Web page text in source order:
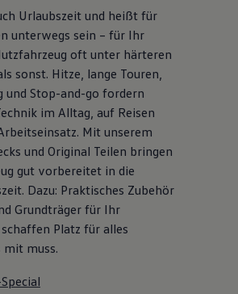
Buzz
Beratung
& Ratgeber
& Reisen
& Erlebnisse
& Zubehör
im California
im Unternehmen
im Autohaus
Urlaubszeit und heißt für
unterwegs sein – für Ihr
oft unter härteren
sonst. Hitze, lange Touren,
und Stop-and-go fordern
im Alltag, auf Reisen
Mit unserem
und Original Teilen bringen
gut vorbereitet in die
Dazu: Praktisches Zubehör
Grundträger für Ihr
Platz für alles
muss.